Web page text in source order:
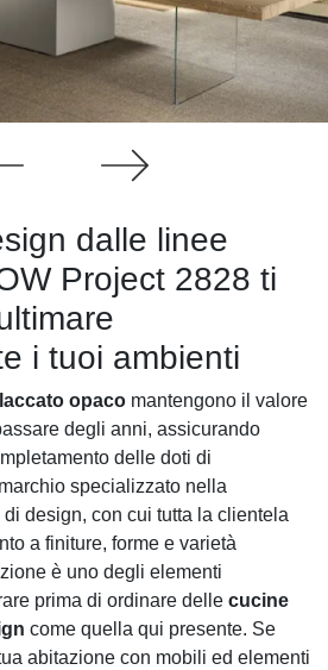
dalle linee
Project 2828 ti
i tuoi ambienti
opaco mantengono il valore
degli anni, assicurando
delle doti di
specializzato nella
design, con cui tutta la clientela
a finiture, forme e varietà
è uno degli elementi
prima di ordinare delle cucine
come quella qui presente. Se
abitazione con mobili ed elementi